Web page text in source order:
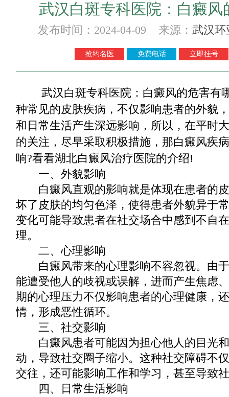
武汉白斑专科医院：白癜风
发布时间：2024-04-09 来源： 武汉环
抢约名医 免费电话 立即挂号
武汉白斑专科医院：白癜风的危害有
种常见的皮肤疾病，不仅影响患者的外貌
和日常生活产生深远影响，所以，在平时
的关注，尽早采取积极措施，那白癜风疾
响?看看湖北白癜风治疗医院的介绍!
一、外貌影响
白癜风直观的影响就是体现在患者的皮
坏了皮肤的均匀色泽，使得患者外貌异于
变化可能导致患者在社交场合中感到不自
理。
二、心理影响
白癜风带来的心理影响不容忽视。由于
能遭受他人的歧视或误解，进而产生焦虑
期的心理压力不仅影响患者的心理健康，
情，形成恶性循环。
三、社交影响
白癜风患者可能因为担心他人的目光和
动，导致社交圈子缩小。这种社交障碍不
交往，还可能影响工作和学习，甚至导致
四、日常生活影响